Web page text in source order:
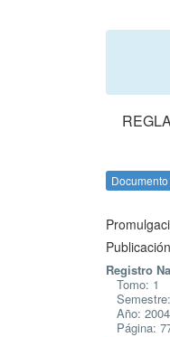
Registro
Tomo: 1
Año: 2004
Página: